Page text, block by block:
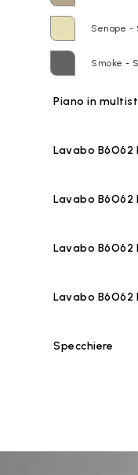
Senape -
Smoke -
Piano in
Lavabo B6O62
Lavabo B6O62
Lavabo B6O62
Lavabo B6O62
Specchiere